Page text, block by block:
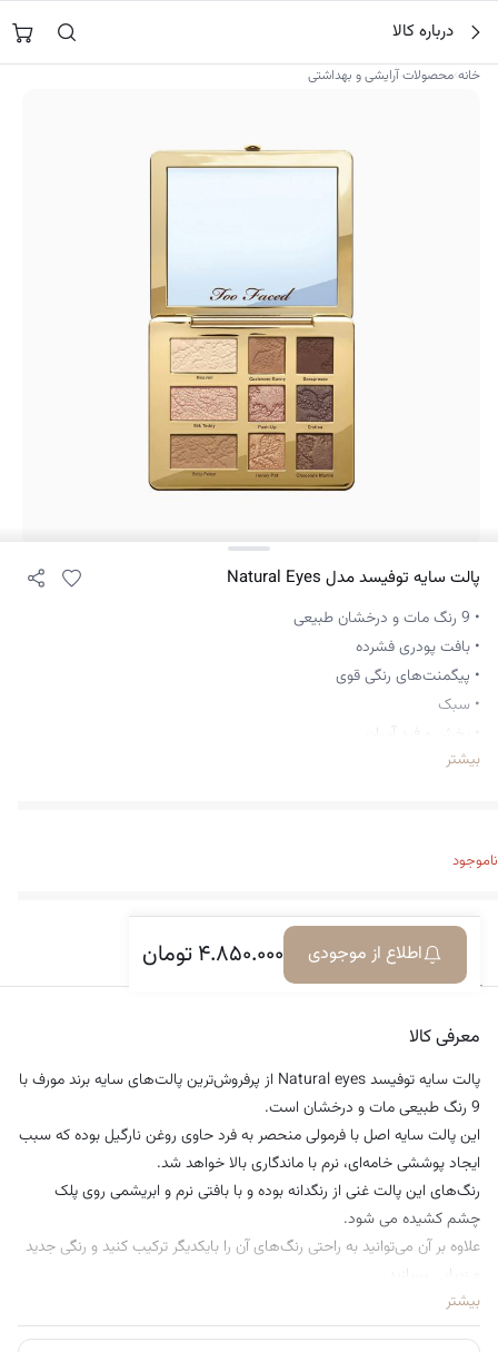
محتوا
جستجو در
درباره کالا
خانه›محصولات آرایشی و بهداشتی
پالت سایه توفیسد مدل Natural Eyes
• 9 رنگ مات و درخشان طبیعی
• بافت پودری فشرده
• پیگمنت‌های رنگی قوی
• سبک
• پخش و فید آسان
• مناسب انواع پوست و رنگ پوست
بیشتر
ناموجود
۴.۸۵۰.۰۰۰تومان اطلاع از موجودیمعرفی کالا دیدگاه‌ها
معرفی کالا
پالت سایه توفیسد Natural eyes از پرفروش‌ترین پالت‌های سایه برند مورف با
9 رنگ طبیعی مات و درخشان است.
این پالت سایه اصل با فرمولی منحصر به فرد حاوی روغن نارگیل بوده که سبب
ایجاد پوششی خامه‌ای، نرم با ماندگاری بالا خواهد شد.
رنگ‌های این پالت غنی از رنگدانه بوده و با بافتی نرم و ابریشمی روی پلک
چشم کشیده می‌ شود.
علاوه بر آن می‌توانید به راحتی رنگ‌های آن را بایکدیگر ترکیب کنید و رنگی جدید
و زیبایی بسازید.
رنگ‌های پالت سایه توفیسد Natural eyes شامل:
Heaven (کرمی مات)، Silk Teddy (هلویی شامپاینی)، Strip Poker (بژ
بیشتر